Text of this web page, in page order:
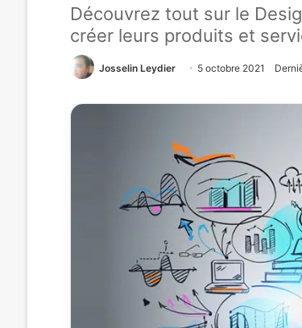
Découvrez tout sur le
créer leurs produits et
Josselin Leydier 5 octobre 2021